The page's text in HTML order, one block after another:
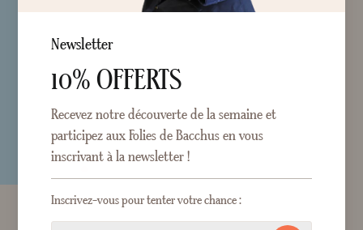
Newsletter
10% OFFERTS
Recevez notre découverte de la semaine et
participez aux Folies de Bacchus en vous
inscrivant à la newsletter !
Inscrivez-vous pour tenter votre chance :